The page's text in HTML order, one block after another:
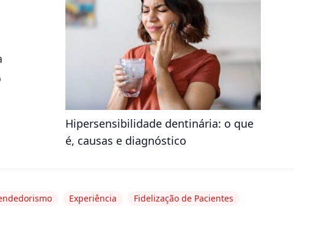
Hipersensibilidade dentinária: o que
é, causas e diagnóstico
Experiência
Fidelização de Pacientes